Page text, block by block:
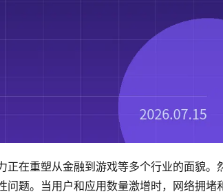
正在重塑从金融到游戏等多个行业的面貌。
题。当用户和应用数量激增时，网络拥堵